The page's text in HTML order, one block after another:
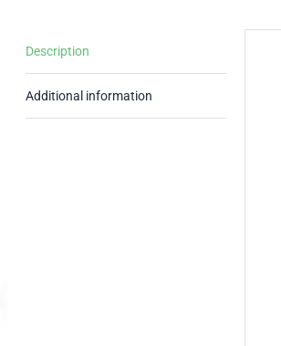
Description
Additional information